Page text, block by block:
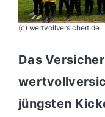
(c) wertvollversichert.de
Das
jüngsten